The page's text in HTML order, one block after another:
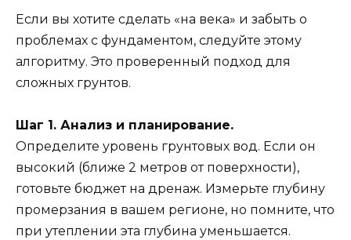
Если вы хотите сделать «на века» и забыть о
проблемах с фундаментом, следуйте этому
алгоритму. Это проверенный подход для
сложных грунтов.
Шаг 1. Анализ и планирование.
Определите уровень грунтовых вод. Если он
высокий (ближе 2 метров от поверхности),
готовьте бюджет на дренаж. Измерьте глубину
промерзания в вашем регионе, но помните, что
при утеплении эта глубина уменьшается.